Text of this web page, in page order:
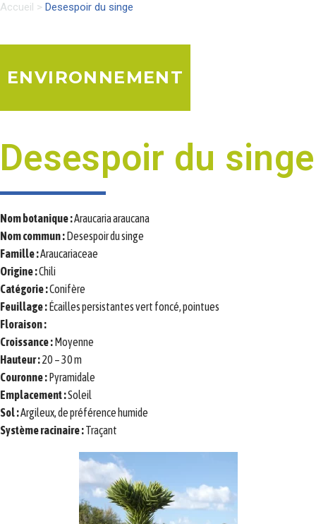
Accueil > Desespoir du singe
ENVIRONNEMENT
Desespoir du singe
Nom botanique :Araucaria araucana
Nom commun :Desespoir du singe
Famille :Araucariaceae
Origine :Chili
Catégorie :Conifère
Feuillage :Écailles persistantes vert foncé, pointues
Floraison :
Croissance :Moyenne
Hauteur :20 – 30 m
Couronne :Pyramidale
Emplacement :Soleil
Sol :Argileux, de préférence humide
Système racinaire :Traçant